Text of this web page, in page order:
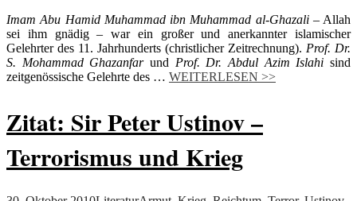
Imam Abu Hamid Muhammad ibn Muhammad al-Ghazali– Allah
sei ihm gnädig – war ein großer und anerkannter islamischer
Gelehrter des 11. Jahrhunderts (christlicher Zeitrechnung). Prof. Dr.
S. Mohammad Ghazanfarund Prof. Dr. Abdul Azim Islahi sind
zeitgenössische Gelehrte des … WEITERLESEN >>
Zitat: Sir Peter Ustinov –
Terrorismus und Krieg